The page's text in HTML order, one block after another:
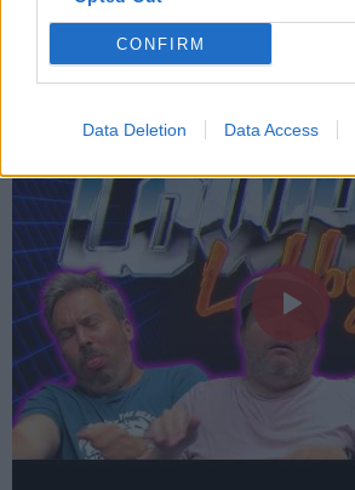
CONFIRM
Data Deletion Data Access
LEGFRISSEBB VIDEÓNK